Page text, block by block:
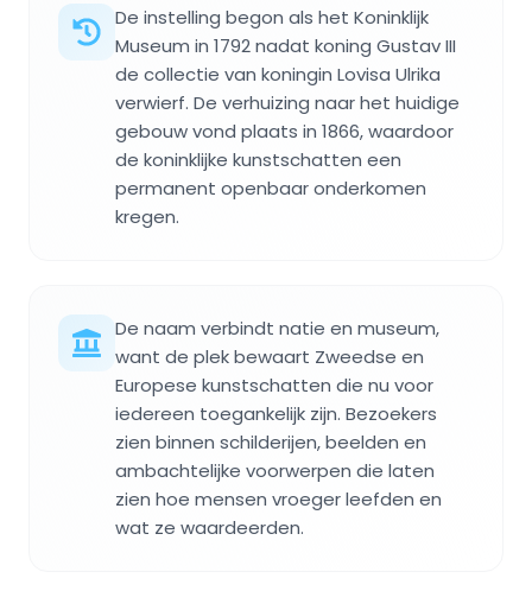
De instelling begon als het Koninklijk
Museum in 1792 nadat koning Gustav III
de collectie van koningin Lovisa Ulrika
verwierf. De verhuizing naar het huidige
gebouw vond plaats in 1866, waardoor
de koninklijke kunstschatten een
permanent openbaar onderkomen
kregen.
De naam verbindt natie en museum,
want de plek bewaart Zweedse en
Europese kunstschatten die nu voor
iedereen toegankelijk zijn. Bezoekers
zien binnen schilderijen, beelden en
ambachtelijke voorwerpen die laten
zien hoe mensen vroeger leefden en
wat ze waardeerden.